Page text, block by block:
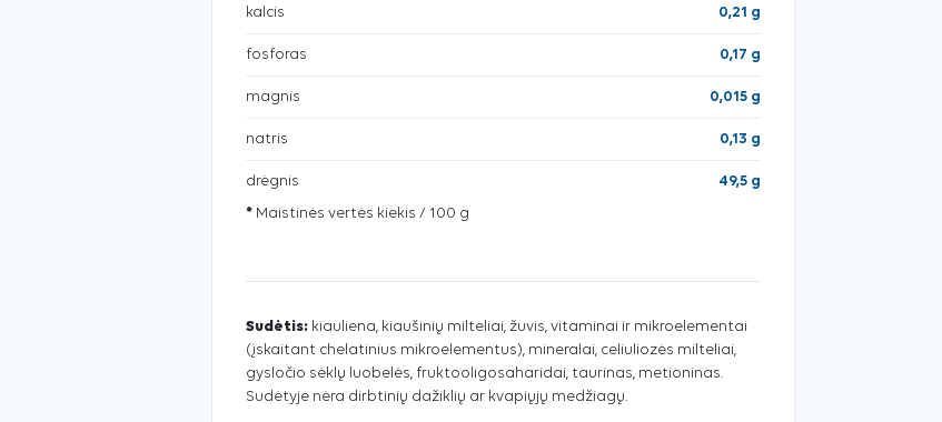
kalcis 0,21 g
fosforas 0,17 g
magnis 0,015 g
natris 0,13 g
drėgnis
49,5 g
* Maistinės vertės kiekis / 100 g
Sudėtis: kiauliena, kiaušinių milteliai, žuvis, vitaminai ir mikroelementai
(įskaitant chelatinius mikroelementus), mineralai, celiuliozės milteliai,
gysločio sėklų luobelės, fruktooligosaharidai, taurinas, metioninas.
Sudėtyje nėra dirbtinių dažiklių ar kvapiųjų medžiagų.